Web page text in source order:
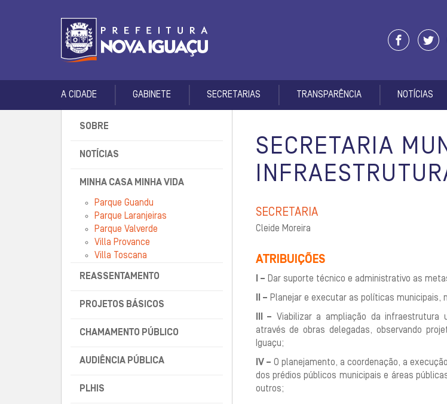
A CIDADE GABINETE SECRETARIAS TRANSPARÊNCIA NOTÍCIAS
SOBRE
NOTÍCIAS
MINHA CASA MINHA VIDA
Parque Guandu
Parque Laranjeiras
Parque Valverde
Villa Provance
Villa Toscana
REASSENTAMENTO
PROJETOS BÁSICOS
CHAMAMENTO PÚBLICO
AUDIÊNCIA PÚBLICA
PLHIS
SECRETARIA
SECRETÁRIA
Cleide Moreira
ATRIBUIÇÕES
I – Dar suporte técnico e administrativo as
II – Planejar e executar as políticas municipais,
III – Viabilizar a ampliação da infraestrutura
através de obras delegadas, observando
Iguaçu;
IV – O planejamento, a coordenação, a
dos prédios públicos municipais e áreas
outros;